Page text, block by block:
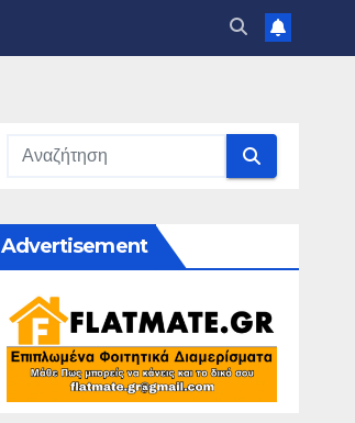
Advertisement